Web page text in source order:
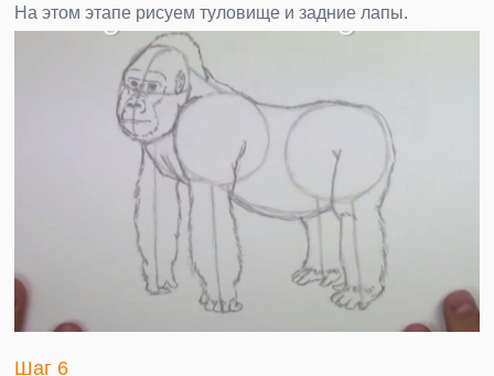
На этом этапе рисуем туловище и задние лапы.
Шаг 6